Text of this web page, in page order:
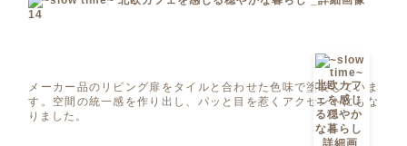
メーカー品のリビング扉をタイルと合わせた色味で塗装していま
す。空間の統一感を作り出し、パッと目を惹くアクセントにもな
りました。